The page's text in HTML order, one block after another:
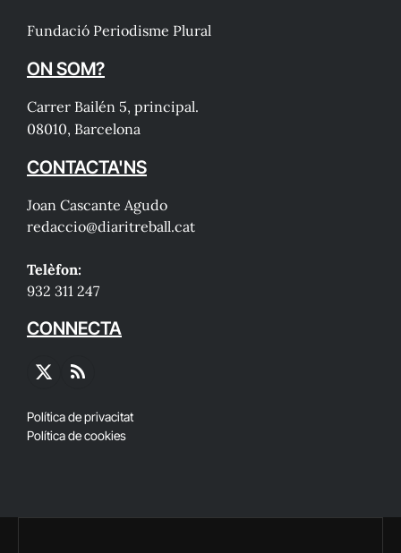
Fundació Periodisme Plural
ON SOM?
Carrer Bailén 5, principal.
08010, Barcelona
CONTACTA'NS
Joan Cascante Agudo
redaccio@diaritreball.cat
Telèfon:
932 311 247
CONNECTA
X
RSS
Política de privacitat
Política de cookies